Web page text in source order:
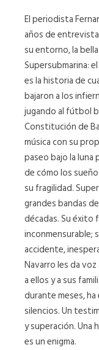
El periodista
años de
su entorno, la
Supersubmarina:
es la historia de
bajaron a los
jugando al fútbol
Constitución de
música con su
paseo bajo la luna
de cómo los
su fragilidad.
grandes bandas
décadas. Su éxito
inconmensurable;
accidente,
Navarro les da
a ellos y a sus
durante meses,
silencios. Un
y superación. Una
es un enigma.